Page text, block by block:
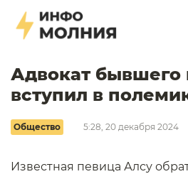
Адвокат
вступил в
Общество 5:28, 20 декабря 2024
Известная певица Алсу